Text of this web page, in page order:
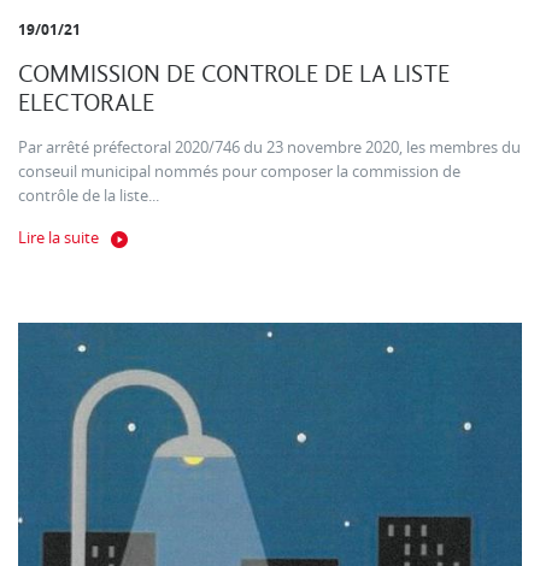
19/01/21
COMMISSION DE CONTROLE DE LA LISTE
ELECTORALE
Par arrêté préfectoral 2020/746 du 23 novembre 2020, les membres du
conseuil municipal nommés pour composer la commission de
contrôle de la liste...
Lire la suite